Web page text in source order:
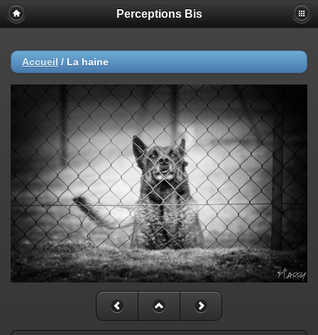
Perceptions Bis
Accueil / La haine